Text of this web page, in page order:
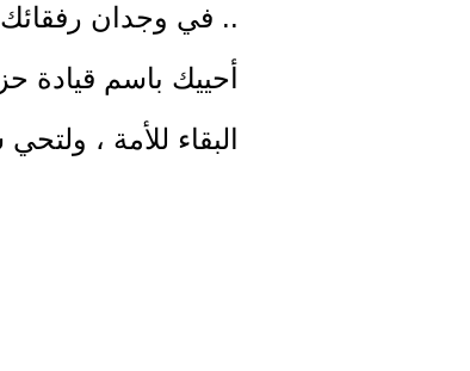
.. في وجدان رفقائك ،
أحييك باسم قيادة
البقاء للأمة ،